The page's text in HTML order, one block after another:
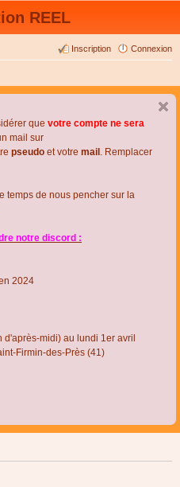
REEL
Connexion
Inscription
que votre compte ne sera
mail sur
pseudo et votre mail . Remplacer
temps de nous pencher sur la
notre discord :
2024
midi) au lundi 1er avril
Firmin-des-Près (41)